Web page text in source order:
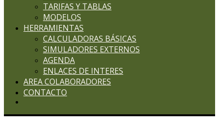
TARIFAS Y TABLAS
MODELOS
HERRAMIENTAS
CALCULADORAS BÁSICAS
SIMULADORES EXTERNOS
AGENDA
ENLACES DE INTERES
AREA COLABORADORES
CONTACTO